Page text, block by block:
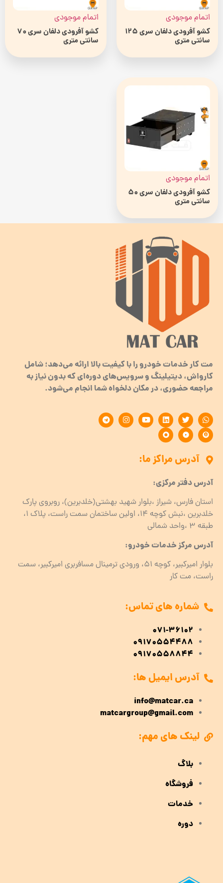
اتمام موجودی
کشو آفرودی دلفان سری 125
سانتی متری
اتمام موجودی
کشو آفرودی دلفان سری 70
سانتی متری
اتمام موجودی
کشو آفرودی دلفان سری 50
سانتی متری
مت کار خدمات خودرو را با کیفیت بالا ارائه می‌دهد؛ شامل
کارواش، دیتیلینگ و سرویس‌های دوره‌ای که بدون نیاز به
مراجعه حضوری، در مکان دلخواه شما انجام می‌شود.
آدرس مراکز ما:
آدرس دفتر مرکزی:
استان فارس، شیراز ،بلوار شهید بهشتی(خلدبرین)، روبروی پارک
خلدبرین ،نبش کوچه ۱۴، اولین ساختمان سمت راست، پلاک 1،
طبقه ۳ ،واحد شمالی
آدرس مرکز خدمات خودرو:
بلوار امیرکبیر، کوچه 51، ورودی ترمینال مسافربری امیرکبیر، سمت
راست، مت کار
شماره های تماس:
071-36102
09170554488
09170558844
آدرس ایمیل ها:
info@matcar.ca
matcargroup@gmail.com
لینک های مهم:
بلاگ
فروشگاه
خدمات
دوره